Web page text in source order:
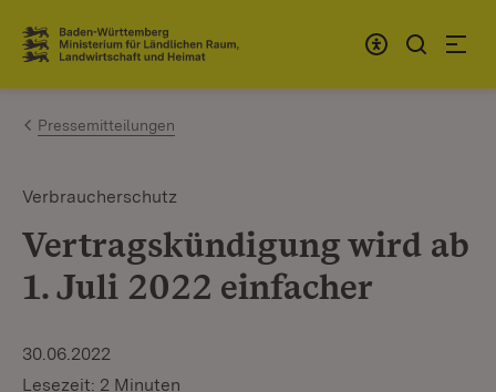
Zum Inhalt springen
Link zur Startseite
Pressemitteilungen
Verbraucherschutz
Vertragskündigung wird ab
1. Juli 2022 einfacher
30.06.2022
Lesezeit: 2 Minuten